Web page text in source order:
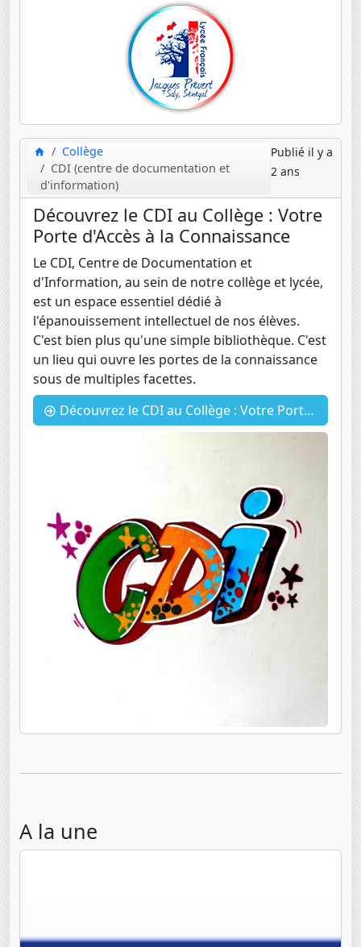
A la une
Collège
CDI (centre de documentation et
d'information)
Publié il y a
2 ans
Découvrez le CDI au Collège : Votre
Porte d'Accès à la Connaissance
Le CDI, Centre de Documentation et
d'Information, au sein de notre collège et lycée,
est un espace essentiel dédié à
l'épanouissement intellectuel de nos élèves.
C'est bien plus qu'une simple bibliothèque. C'est
un lieu qui ouvre les portes de la connaissance
sous de multiples facettes.
Découvrez le CDI au Collège : Votre Porte d'Accès à la Connaissance